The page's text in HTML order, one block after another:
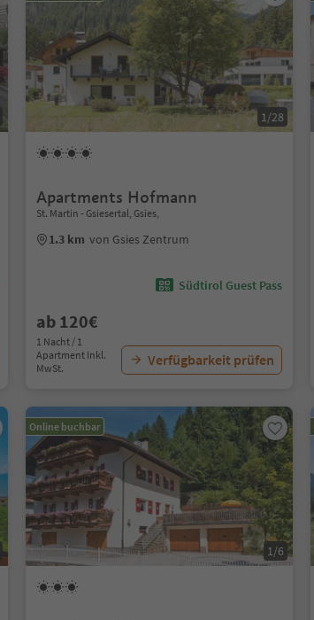
1/28
Apartments Hofmann
St. Martin - Gsiesertal, Gsies,
1.3 km von Gsies Zentrum
Südtirol Guest Pass
ab 120€
1 Nacht / 1
Apartment Inkl.
MwSt.
Verfügbarkeit prüfen
Online buchbar
1/6